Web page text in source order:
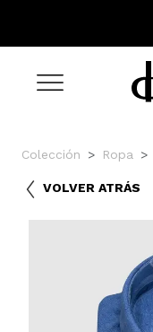
Colección Ropa
VOLVER ATRÁS